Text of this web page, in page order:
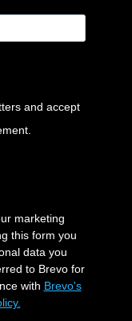
and accept
marketing
this form you
data you
to Brevo for
with Brevo's